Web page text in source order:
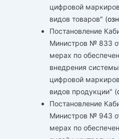
цифровой
видов товаров" (
Постановление
Министров № 833
мерах по
внедрения
цифровой
видов продукции" (
Постановление
Министров № 943
мерах по